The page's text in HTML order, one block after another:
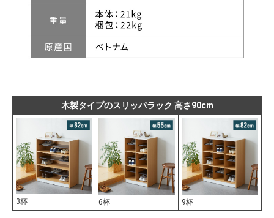
木製タイプのスリッパラック 高さ90cm
3杯 6杯 9杯